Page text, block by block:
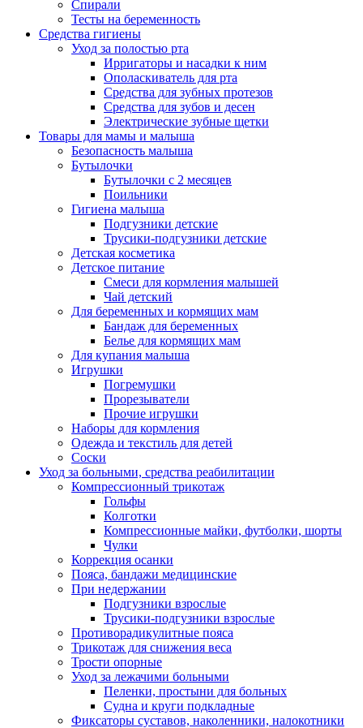
Спирали
Тесты на беременность
Средства гигиены
Уход за полостью рта
Ирригаторы и насадки к ним
Ополаскиватель для рта
Средства для зубных протезов
Средства для зубов и десен
Электрические зубные щетки
Товары для мамы и малыша
Безопасность малыша
Бутылочки
Бутылочки с 2 месяцев
Поильники
Гигиена малыша
Подгузники детские
Трусики-подгузники детские
Детская косметика
Детское питание
Смеси для кормления малышей
Чай детский
Для беременных и кормящих мам
Бандаж для беременных
Белье для кормящих мам
Для купания малыша
Игрушки
Погремушки
Прорезыватели
Прочие игрушки
Наборы для кормления
Одежда и текстиль для детей
Соски
Уход за больными, средства реабилитации
Компрессионный трикотаж
Гольфы
Колготки
Компрессионные майки, футболки, шорты
Чулки
Коррекция осанки
Пояса, бандажи медицинские
При недержании
Подгузники взрослые
Трусики-подгузники взрослые
Противорадикулитные пояса
Трикотаж для снижения веса
Трости опорные
Уход за лежачими больными
Пеленки, простыни для больных
Судна и круги подкладные
Фиксаторы суставов, наколенники, налокотники